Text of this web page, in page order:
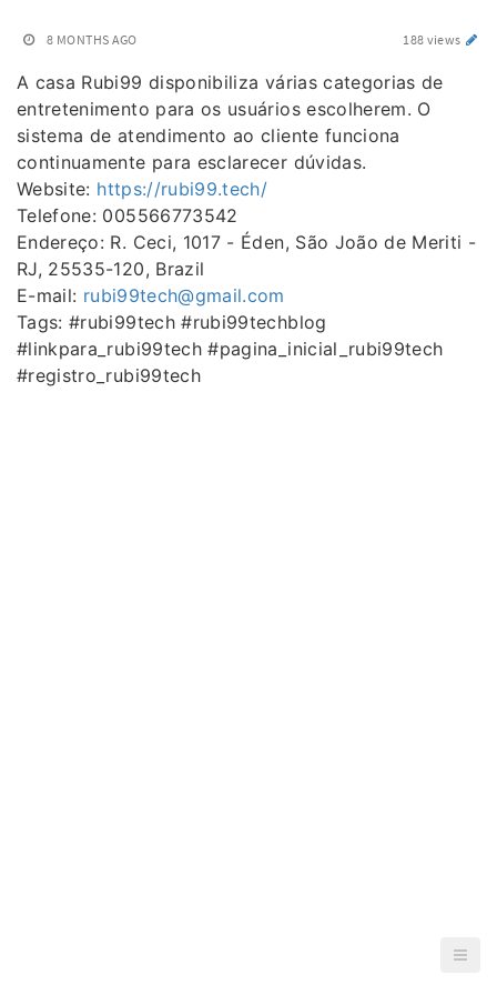
8 MONTHS AGO 188 views
A casa Rubi99 disponibiliza várias categorias de
entretenimento para os usuários escolherem. O
sistema de atendimento ao cliente funciona
continuamente para esclarecer dúvidas.
Website: https://rubi99.tech/
Telefone: 005566773542
Endereço: R. Ceci, 1017 - Éden, São João de Meriti -
RJ, 25535-120, Brazil
E-mail: rubi99tech@gmail.com
Tags: #rubi99tech #rubi99techblog
#linkpara_rubi99tech #pagina_inicial_rubi99tech
#registro_rubi99tech